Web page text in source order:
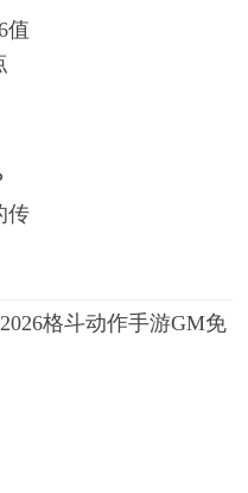
值
传
格斗动作手游GM免